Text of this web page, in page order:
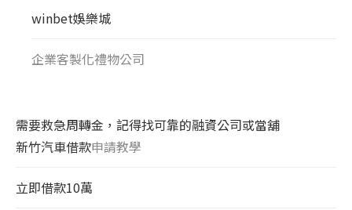
winbet娛樂城
企業客製化禮物公司
需要救急周轉金，記得找可靠的融資公司或當舖
新竹汽車借款申請教學
立即借款10萬